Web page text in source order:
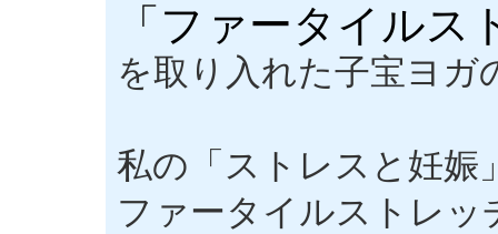
「ファータイルス
を取り入れた子宝ヨガ
私の「ストレスと妊娠
ファータイルストレッ